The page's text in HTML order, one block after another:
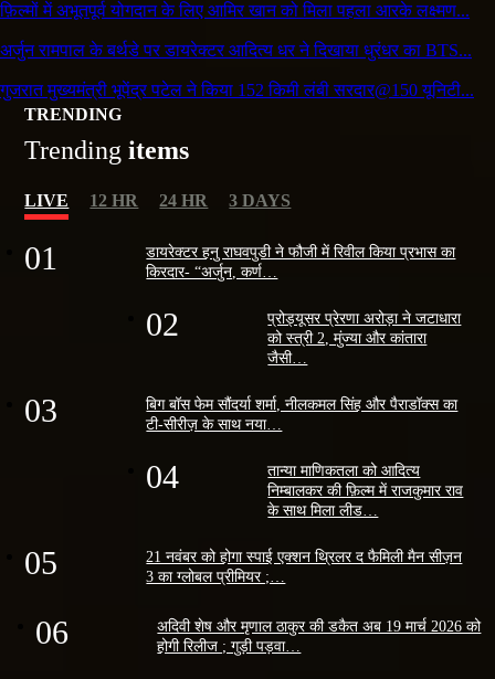
फ़िल्मों में अभूतपूर्व योगदान के लिए आमिर खान को मिला पहला आरके लक्ष्मण...
अर्जुन रामपाल के बर्थडे पर डायरेक्टर आदित्य धर ने दिखाया धुरंधर का BTS...
गुजरात मुख्यमंत्री भूपेंद्र पटेल ने किया 152 किमी लंबी सरदार@150 यूनिटी...
TRENDING
Trendingitems
LIVE 12 HR 24 HR 3 DAYS
01
डायरेक्टर हनु राघवपुडी ने फौजी में रिवील किया प्रभास का
किरदार- “अर्जुन, कर्ण…
02
प्रोड्यूसर प्रेरणा अरोड़ा ने जटाधारा
को स्त्री 2, मुंज्या और कांतारा
जैसी…
03
बिग बॉस फेम सौंदर्या शर्मा, नीलकमल सिंह और पैराडॉक्स का
टी-सीरीज़ के साथ नया…
04
तान्या माणिकतला को आदित्य
निम्बालकर की फ़िल्म में राजकुमार राव
के साथ मिला लीड…
05
21 नवंबर को होगा स्पाई एक्शन थ्रिलर द फैमिली मैन सीज़न
3 का ग्लोबल प्रीमियर ;…
06
अदिवी शेष और मृणाल ठाकुर की डकैत अब 19 मार्च 2026 को
होगी रिलीज ; गुड़ी पड़वा…